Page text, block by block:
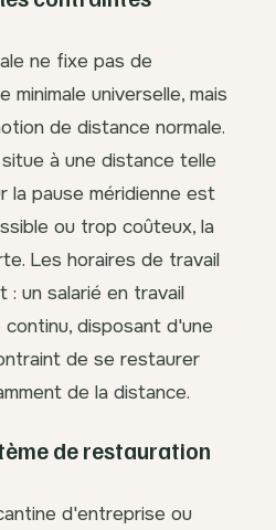
ne fixe pas de
minimale universelle, mais
de distance normale.
à une distance telle
la pause méridienne est
ou trop coûteux, la
Les horaires de travail
: un salarié en travail
disposant d'une
de se restaurer
de la distance.
de restauration
d'entreprise ou